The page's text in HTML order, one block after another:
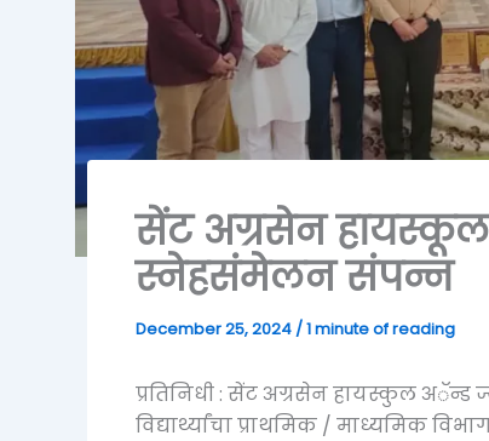
सेंट अग्रसेन
स्नेहसंमेलन संपन्न
December 25, 2024 /1 minute of reading
प्रतिनिधी : सेंट अग्रसेन हायस्कुल अॅन्ड
विद्यार्थ्यांचा प्राथमिक / माध्यमिक